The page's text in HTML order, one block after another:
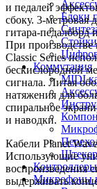
Блоки
Коммутация
MIDI
Контроллеры
Микрофоны
и педалей
сбоку. 3-метровая
гитара-педалборд
При производстве
Classic Series
бескислородной
сигнала. Литая
натяжения для
спиральное
и наводки.
Кабели Planet
Использующие
воспроизведения
выдерживать